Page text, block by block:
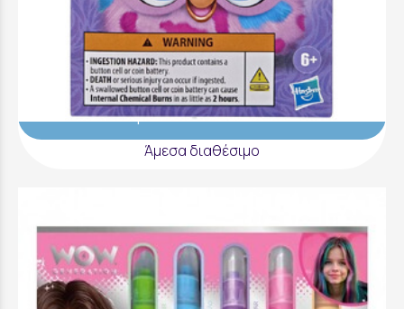
Furby - Furblet Foodie Cay Kee - G3370
12,99 €
Προσθήκη στο Καλάθι
Άμεσα διαθέσιμο